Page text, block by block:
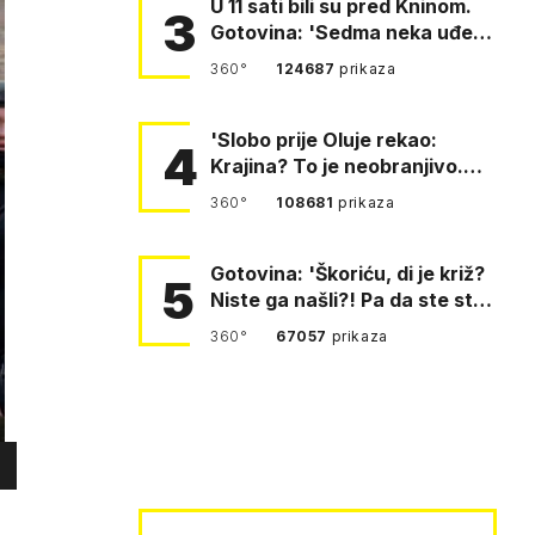
3
U 11 sati bili su pred Kninom.
Gotovina: 'Sedma neka uđe,
4. gardijska neka g…
360° 124687prikaza
4
'Slobo prije Oluje rekao:
Krajina? To je neobranjivo.
Tuđmana zvao Krivousti'
360° 108681prikaza
5
Gotovina: 'Škoriću, di je križ?
Niste ga našli?! Pa da ste stali
i pitali fratr…
360° 67057 prikaza